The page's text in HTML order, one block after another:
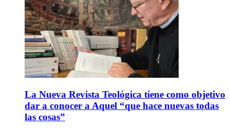
La Nueva Revista Teológica tiene como objetivo
dar a conocer a Aquel “que hace nuevas todas
las cosas”